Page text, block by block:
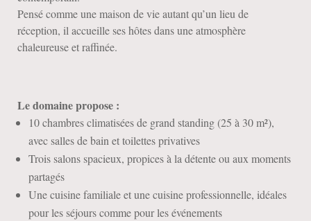
Pensé comme une maison de vie autant qu’un lieu de
réception, il accueille ses hôtes dans une atmosphère
chaleureuse et raffinée.
Le domaine propose :
10 chambres climatisées de grand standing (25 à 30 m²),
avec salles de bain et toilettes privatives
Trois salons spacieux, propices à la détente ou aux moments
partagés
Une cuisine familiale et une cuisine professionnelle, idéales
pour les séjours comme pour les événements